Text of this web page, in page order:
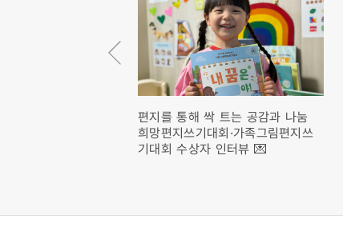
편지를 통해 싹 트는 공감과 나눔
희망편지쓰기대회·가족그림편지쓰
기대회 수상자 인터뷰 💌